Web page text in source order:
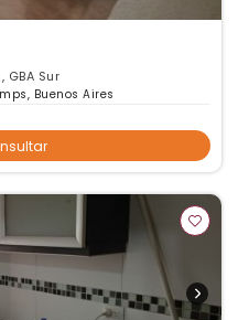
Sur
Buenos Aires